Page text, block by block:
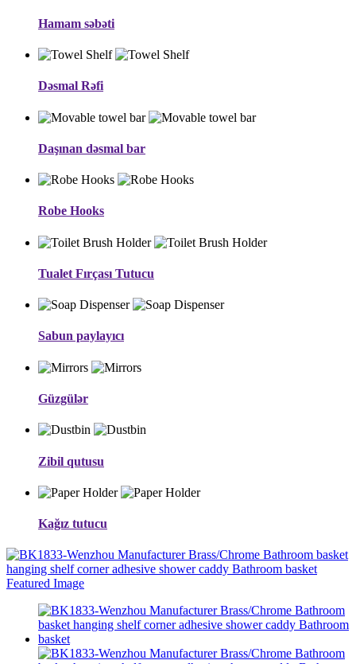
Hamam səbəti
Dəsmal Rəfi
Daşınan dəsmal bar
Robe Hooks
Tualet Fırçası Tutucu
Sabun paylayıcı
Güzgülər
Zibil qutusu
Kağız tutucu